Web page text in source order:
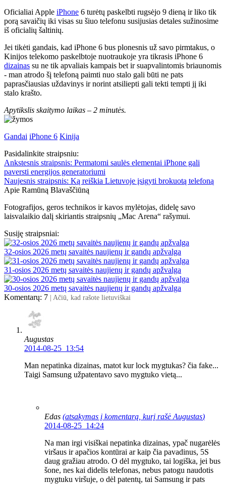
Oficialiai Apple iPhone 6 turėtų paskelbti rugsėjo 9 dieną ir liko tik
porą savaičių iki visas su šiuo telefonu susijusias detales sužinosime
iš oficialių šaltinių.
Jei tikėti gandais, kad iPhone 6 bus plonesnis už savo pirmtakus, o
Kinijos telekomo paskelbtoje nuotraukoje yra tikrasis iPhone 6
dizainas su ne tik apvaliais kampais bet ir suapvalintomis briaunomis
- man atrodo šį telefoną paimti nuo stalo gali būti ne pats
paprasčiausias uždavinys ir norint atsiliepti gali tekti tempti jį iki
stalo krašto.
Apytikslis skaitymo laikas – 2 minutės.
Gandai iPhone 6 Kinija
Pasidalinkite straipsniu:
Ankstesnis straipsnis: Permatomi saulės elementai iPhone gali
paversti energijos generatoriumi
Naujesnis straipsnis: Ką reiškia Lietuvoje įsigyti brokuotą telefoną
Apie Ramūną Blavaščiūną
Fotografijos, geros technikos ir kavos mylėtojas, didelę savo
laisvalaikio dalį skiriantis straipsnių „Mac Arena“ rašymui.
Susiję straipsniai:
32-osios 2026 metų savaitės naujienų ir gandų apžvalga
31-osios 2026 metų savaitės naujienų ir gandų apžvalga
30-osios 2026 metų savaitės naujienų ir gandų apžvalga
Komentarų: 7 | Ačiū, kad rašote lietuviškai
Augustas
2014-08-25 13:54
Man nepatinka dizainas, matot kur lock mygtukas? čia fake...
Taigi Samsung užpatentavo savo mygtuko vietą...
Edas (atsakymas į komentarą, kurį rašė Augustas)
2014-08-25 14:24
Na man irgi visiškai nepatinka dizainas, ypač nugarėlės
viršaus ir apačios kontūrai ar kaip čia pavadinus, 5S
daug gražiau atrodo. O dėl mygtuko, tai logiška, jei bus
šone, nes kai didelis telefonas, nebus patogu naudotis
mygtuku viršuje, o dėl patentų, tai Samsung ir pats